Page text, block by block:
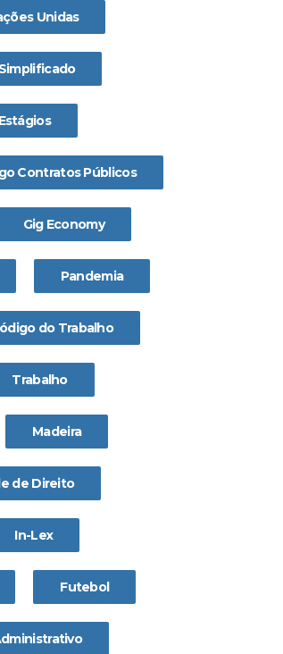
Unidas
Estágios
Contratos Públicos
Gig Economy
Pandemia
do Trabalho
Trabalho
Madeira
de Direito
In-Lex
Futebol